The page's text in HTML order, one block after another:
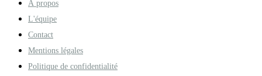
À propos
L'équipe
Contact
Mentions légales
Politique de confidentialité